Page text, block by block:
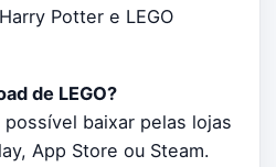
Potter e LEGO
de LEGO?
possível baixar pelas lojas
App Store ou Steam.